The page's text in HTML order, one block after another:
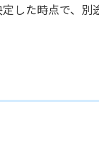
た時点で、別